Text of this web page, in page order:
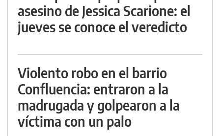
asesino de Jessica Scarione: el
jueves se conoce el veredicto
Violento robo en el barrio
Confluencia: entraron a la
madrugada y golpearon a la
víctima con un palo